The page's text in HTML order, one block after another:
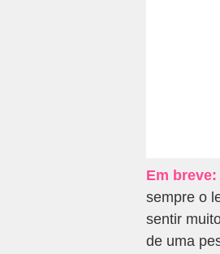
Em breve:
sempre o
sentir
de uma